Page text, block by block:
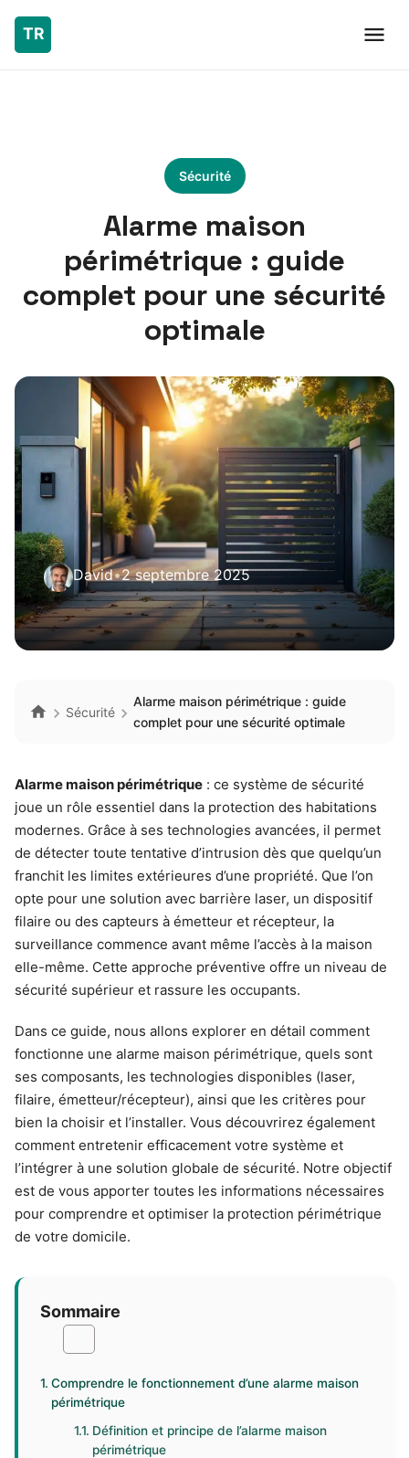
Sécurité
Alarme maison
périmétrique : guide
complet pour une sécurité
optimale
David•2 septembre 2025
Sécurité
Alarme maison périmétrique : guide
complet pour une sécurité optimale
Alarme maison périmétrique : ce système de sécurité
joue un rôle essentiel dans la protection des habitations
modernes. Grâce à ses technologies avancées, il permet
de détecter toute tentative d’intrusion dès que quelqu’un
franchit les limites extérieures d’une propriété. Que l’on
opte pour une solution avec barrière laser, un dispositif
filaire ou des capteurs à émetteur et récepteur, la
surveillance commence avant même l’accès à la maison
elle-même. Cette approche préventive offre un niveau de
sécurité supérieur et rassure les occupants.
Dans ce guide, nous allons explorer en détail comment
fonctionne une alarme maison périmétrique, quels sont
ses composants, les technologies disponibles (laser,
filaire, émetteur/récepteur), ainsi que les critères pour
bien la choisir et l’installer. Vous découvrirez également
comment entretenir efficacement votre système et
l’intégrer à une solution globale de sécurité. Notre objectif
est de vous apporter toutes les informations nécessaires
pour comprendre et optimiser la protection périmétrique
de votre domicile.
Sommaire
Comprendre le fonctionnement d’une alarme maison
périmétrique
Définition et principe de l’alarme maison
périmétrique